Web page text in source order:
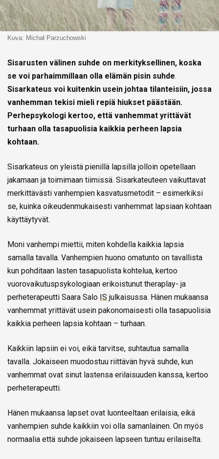
Kuva: Michał Parzuchowski
Sisarusten välinen suhde on merkityksellinen, koska
se voi parhaimmillaan olla elämän pisin suhde.
Sisarkateus voi kuitenkin usein johtaa tilanteisiin, jossa
vanhemman tekisi mieli repiä hiukset päästään.
Perhepsykologi kertoo, että vanhemmat yrittävät
turhaan olla tasapuolisia kaikkia perheen lapsia
kohtaan.
Sisarkateus on yleistä pienillä lapsilla jolloin opetellaan
jakamaan ja toimimaan tiimissä. Sisarkateuteen vaikuttavat
merkittävästi vanhempien kasvatusmetodit – esimerkiksi
se, kuinka oikeudenmukaisesti vanhemmat lapsiaan kohtaan
käyttäytyvät.
Moni vanhempi miettii, miten kohdella kaikkia lapsia
samalla tavalla. Vanhempien huono omatunto on tavallista
kun pohditaan lasten tasapuolista kohtelua, kertoo
vuorovaikutuspsykologiaan erikoistunut theraplay- ja
perheterapeutti Saara Salo IS julkaisussa. Hänen mukaansa
vanhemmat yrittävät usein pakonomaisesti olla tasapuolisia
kaikkia perheen lapsia kohtaan – turhaan.
Kaikkiin lapsiin ei voi, eikä tarvitse, suhtautua samalla
tavalla. Jokaiseen muodostuu riittävän hyvä suhde, kun
vanhemmat ovat sinut lastensa erilaisuuden kanssa, kertoo
perheterapeutti.
Hänen mukaansa lapset ovat luonteeltaan erilaisia, eikä
vanhempien suhde kaikkiin voi olla samanlainen. On myös
normaalia että suhde jokaiseen lapseen tuntuu erilaiselta.